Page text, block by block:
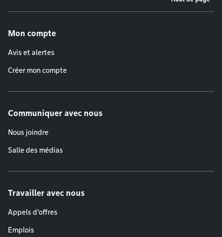
Mon compte
Avis et alertes
Créer mon compte
Communiquer avec nous
Nous joindre
Salle des médias
Travailler avec nous
Appels d'offres
Emplois